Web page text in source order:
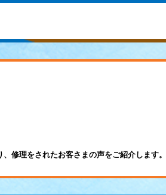
修理をされたお客さまの声をご紹介します。